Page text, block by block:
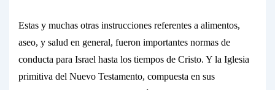
Estas y muchas otras instrucciones referentes a alimentos,
aseo, y salud en general, fueron importantes normas de
conducta para Israel hasta los tiempos de Cristo. Y la Iglesia
primitiva del Nuevo Testamento, compuesta en sus